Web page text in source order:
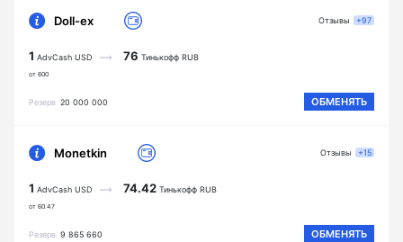
Doll-ex
1 AdvCash USD
от 600
76 Тинькофф RUB
Резерв 20 000 000 ОБМЕНЯТЬ
Отзывы +97
Monetkin
1 AdvCash USD
от 60.47
74.42 Тинькофф RUB
Резерв 9 865 660 ОБМЕНЯТЬ
Отзывы +15